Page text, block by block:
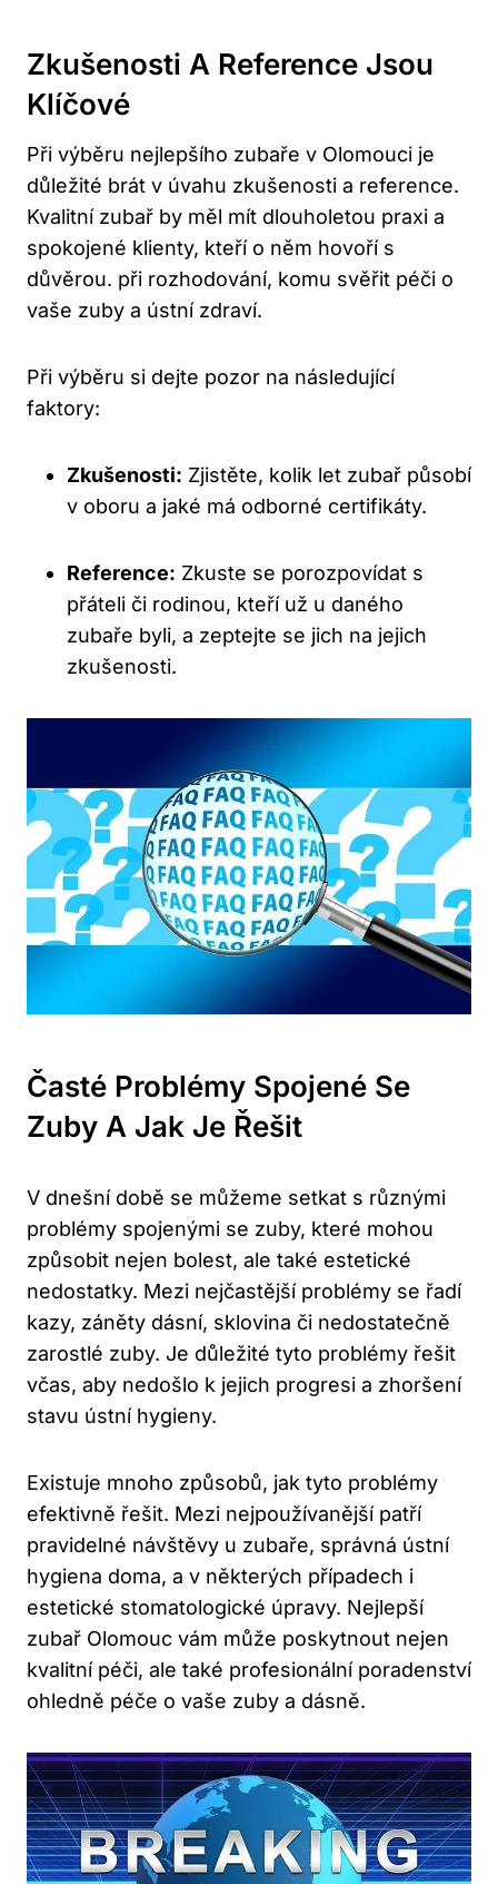
Zkušenosti A Reference Jsou
Klíčové
Při výběru nejlepšího zubaře v Olomouci je
důležité brát v úvahu zkušenosti a reference.
Kvalitní zubař by měl mít dlouholetou praxi a
spokojené klienty, kteří o něm hovoří s
důvěrou. při rozhodování, komu svěřit péči o
vaše zuby a ústní zdraví.
Při výběru si dejte pozor na následující
faktory:
Zkušenosti: Zjistěte, kolik let zubař působí
v oboru a jaké má odborné certifikáty.
Reference: Zkuste se porozpovídat s
přáteli či rodinou, kteří už u daného
zubaře byli, a zeptejte se jich na jejich
zkušenosti.
Časté Problémy Spojené Se
Zuby A Jak Je Řešit
V dnešní době se můžeme setkat s různými
problémy spojenými se zuby, které mohou
způsobit nejen bolest, ale také estetické
nedostatky. Mezi nejčastější problémy se řadí
kazy, záněty dásní, sklovina či nedostatečně
zarostlé zuby. Je důležité tyto problémy řešit
včas, aby nedošlo k jejich progresi a zhoršení
stavu ústní hygieny.
Existuje mnoho způsobů, jak tyto problémy
efektivně řešit. Mezi nejpoužívanější patří
pravidelné návštěvy u zubaře, správná ústní
hygiena doma, a v některých případech i
estetické stomatologické úpravy. Nejlepší
zubař Olomouc vám může poskytnout nejen
kvalitní péči, ale také profesionální poradenství
ohledně péče o vaše zuby a dásně.